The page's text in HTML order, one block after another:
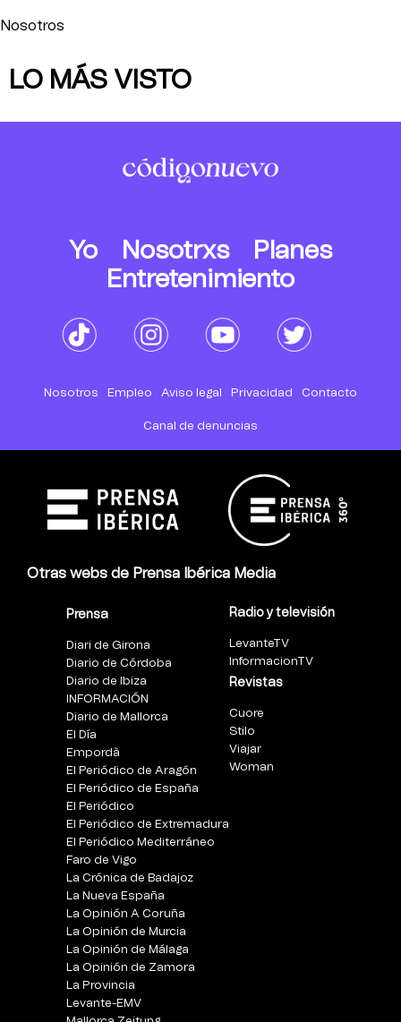
Nosotros
LO MÁS VISTO
Yo Nosotrxs
Planes
Entretenimiento
Nosotros Empleo Aviso legal Privacidad Contacto
Canal de denuncias
Otras webs de Prensa Ibérica Media
Prensa
Diari de Girona
Diario de Córdoba
Diario de Ibiza
INFORMACIÓN
Diario de Mallorca
El Día
Empordà
El Periódico de Aragón
El Periódico de España
El Periódico
El Periódico de Extremadura
El Periódico Mediterráneo
Faro de Vigo
La Crónica de Badajoz
La Nueva España
La Opinión A Coruña
La Opinión de Murcia
La Opinión de Málaga
La Opinión de Zamora
La Provincia
Levante-EMV
Radio y televisión
LevanteTV
InformacionTV
Revistas
Cuore
Stilo
Viajar
Woman